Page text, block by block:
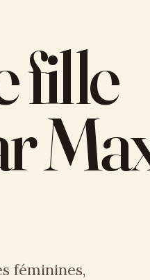
fille
féminines,